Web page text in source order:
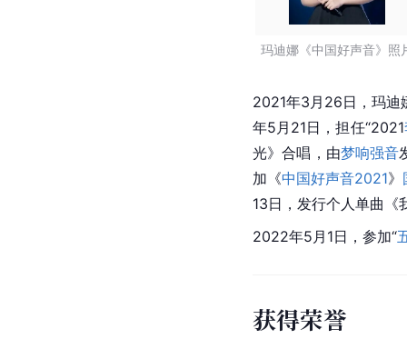
玛迪娜《中国好声音》照
2021年3月26日，玛迪
年5月21日，担任“2021
光》合唱，由梦响强音
加《中国好声音2021》
13日，发行个人单曲《
2022年5月1日，参加“
获得荣誉